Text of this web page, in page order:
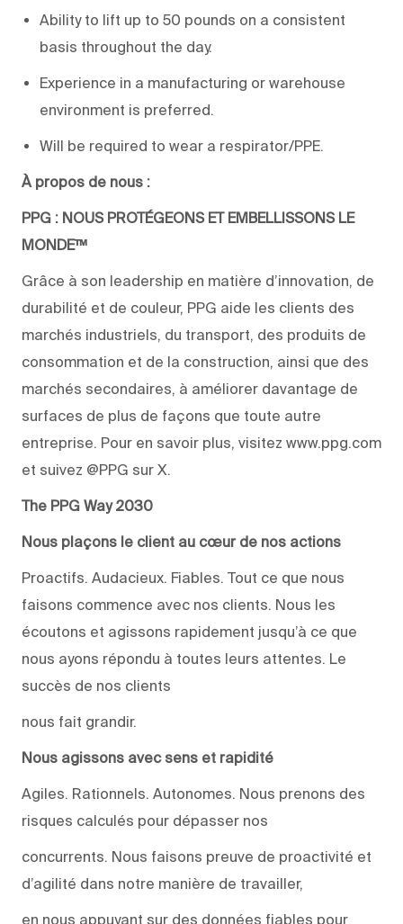
Ability to lift up to 50 pounds on a consistent
basis throughout the day.
Experience in a manufacturing or warehouse
environment is preferred.
Will be required to wear a respirator/PPE.
À propos de nous :
PPG : NOUS PROTÉGEONS ET EMBELLISSONS LE
MONDE™
Grâce à son leadership en matière d’innovation, de
durabilité et de couleur, PPG aide les clients des
marchés industriels, du transport, des produits de
consommation et de la construction, ainsi que des
marchés secondaires, à améliorer davantage de
surfaces de plus de façons que toute autre
entreprise. Pour en savoir plus, visitez www.ppg.com
et suivez @PPG sur X.
The PPG Way 2030
Nous plaçons le client au cœur de nos actions
Proactifs. Audacieux. Fiables. Tout ce que nous
faisons commence avec nos clients. Nous les
écoutons et agissons rapidement jusqu’à ce que
nous ayons répondu à toutes leurs attentes. Le
succès de nos clients
nous fait grandir.
Nous agissons avec sens et rapidité
Agiles. Rationnels. Autonomes. Nous prenons des
risques calculés pour dépasser nos
concurrents. Nous faisons preuve de proactivité et
d’agilité dans notre manière de travailler,
en nous appuyant sur des données fiables pour